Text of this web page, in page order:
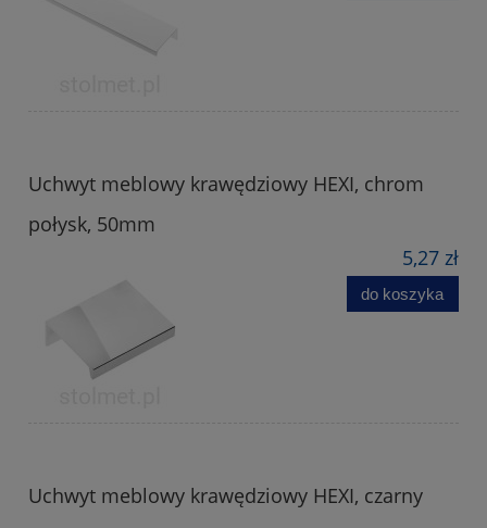
Uchwyt meblowy krawędziowy HEXI, chrom
połysk, 50mm
5,27 zł
do koszyka
Uchwyt meblowy krawędziowy HEXI, czarny